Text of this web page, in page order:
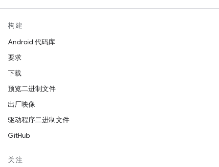
构建
Android 代码库
要求
下载
预览二进制文件
出厂映像
驱动程序二进制文件
GitHub
关注